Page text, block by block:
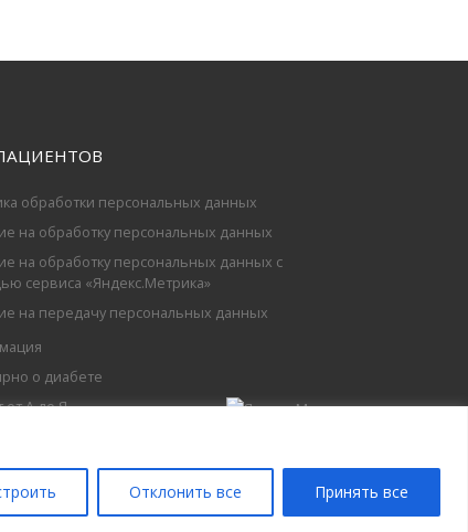
Отклонить все Принять все
обработки персональных данных
на обработку персональных данных
на обработку персональных данных с
сервиса «Яндекс.Метрика»
на передачу персональных данных
о диабете
от А до Я